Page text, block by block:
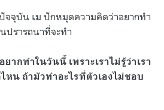
จจุบัน เม ปักหมุดความคิดว่าอยากทำ
ปรารถนาที่จะทำ
ากทำในวันนี้ เพราะเราไม่รู้ว่าเรา
หน ถ้ามัวทำอะไรที่ตัวเองไม่ชอบ